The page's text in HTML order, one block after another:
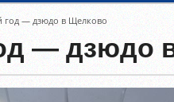
дзюдо
по плаванию в Калуге
год — дзюдо в Щелково
— дзюдо